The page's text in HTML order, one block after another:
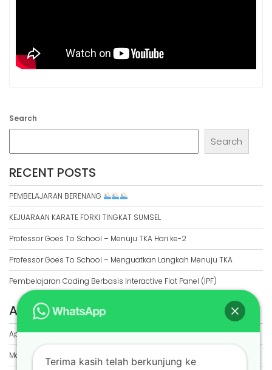
Search
Search
RECENT POSTS
PEMBELAJARAN BERENANG
KEJUARAAN KARATE FORKI TINGKAT SUMSEL
Professor Goes To School – Menuju TKA Hari ke-2
Professor Goes To School – Menguatkan Langkah Menuju TKA
Pembelajaran Coding Berbasis Interactive Flat Panel (IPF)
ARCHIVES
April 2026
March 2026
Terima kasih telah berkunjung ke